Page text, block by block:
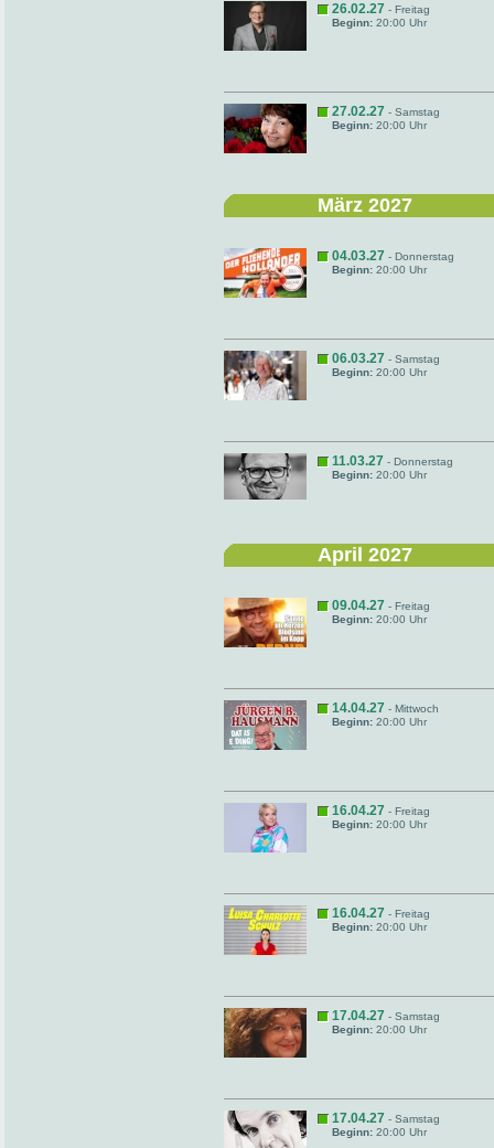
26.02.27 - Freitag
Beginn: 20:00 Uhr
27.02.27 - Samstag
Beginn: 20:00 Uhr
März 2027
04.03.27 - Donnerstag
Beginn: 20:00 Uhr
06.03.27 - Samstag
Beginn: 20:00 Uhr
11.03.27 - Donnerstag
Beginn: 20:00 Uhr
April 2027
09.04.27 - Freitag
Beginn: 20:00 Uhr
14.04.27 - Mittwoch
Beginn: 20:00 Uhr
16.04.27 - Freitag
Beginn: 20:00 Uhr
16.04.27 - Freitag
Beginn: 20:00 Uhr
17.04.27 - Samstag
Beginn: 20:00 Uhr
17.04.27 - Samstag
Beginn: 20:00 Uhr